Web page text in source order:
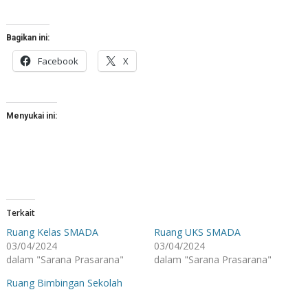
Bagikan ini:
Facebook X
Menyukai ini:
Terkait
Ruang Kelas SMADA
03/04/2024
dalam "Sarana Prasarana"
Ruang UKS SMADA
03/04/2024
dalam "Sarana Prasarana"
Ruang Bimbingan Sekolah